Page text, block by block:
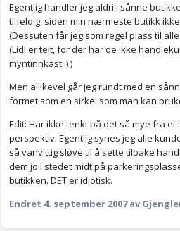
Egentlig handler jeg aldri i sånne
tilfeldig, siden min nærmeste butikk
(Dessuten får jeg som regel plass til
(Lidl er teit, for der har de ikke
myntinnkast..) )
Men allikevel går jeg rundt med en
formet som en sirkel som man kan
Edit: Har ikke tenkt på det så mye fra
perspektiv. Egentlig synes jeg alle
så vanvittig sløve til å sette tilbake
dem jo i stedet midt på
butikken. DET er idiotisk.
Endret 4. september 2007av